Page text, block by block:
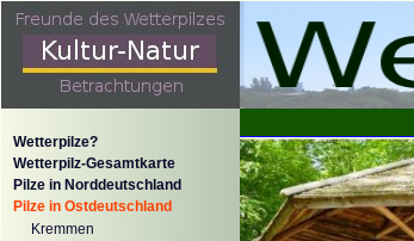
Wetterpilze?
Wetterpilz-Gesamtkarte
Pilze in Norddeutschland
Pilze in Ostdeutschland
Kremmen